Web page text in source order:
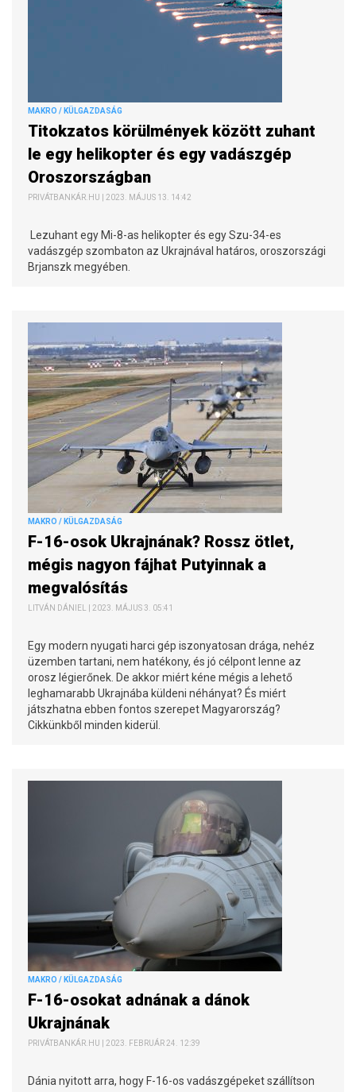
MAKRO / KÜLGAZDASÁG
Titokzatos körülmények között zuhant
le egy helikopter és egy vadászgép
Oroszországban
PRIVÁTBANKÁR.HU | 2023. MÁJUS 13. 14:42
Lezuhant egy Mi-8-as helikopter és egy Szu-34-es
vadászgép szombaton az Ukrajnával határos, oroszországi
Brjanszk megyében.
MAKRO / KÜLGAZDASÁG
F-16-osok Ukrajnának? Rossz ötlet,
mégis nagyon fájhat Putyinnak a
megvalósítás
LITVÁN DÁNIEL | 2023. MÁJUS 3. 05:41
Egy modern nyugati harci gép iszonyatosan drága, nehéz
üzemben tartani, nem hatékony, és jó célpont lenne az
orosz légierőnek. De akkor miért kéne mégis a lehető
leghamarabb Ukrajnába küldeni néhányat? És miért
játszhatna ebben fontos szerepet Magyarország?
Cikkünkből minden kiderül.
MAKRO / KÜLGAZDASÁG
F-16-osokat adnának a dánok
Ukrajnának
PRIVÁTBANKÁR.HU | 2023. FEBRUÁR 24. 12:39
Dánia nyitott arra, hogy F-16-os vadászgépeket szállítson